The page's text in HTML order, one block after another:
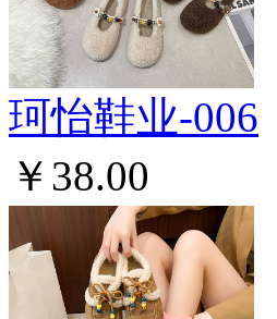
珂怡鞋业-006
￥38.00